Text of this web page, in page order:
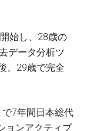
始し、28歳の
データ分析ツ
、29歳で完全
7年間日本総代
ョンアクティブ